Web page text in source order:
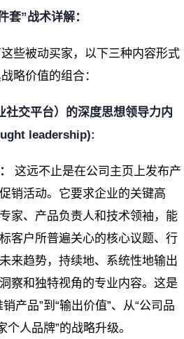
套”战术详解：
些被动买家，以下三种内容形式
略价值的组合：
社交平台）的深度思想领导力内
leadership):
这远不止是在公司主页上发布产
销活动。它要求企业的关键高
家、产品负责人和技术领袖，能
客户所普遍关心的核心议题、行
来趋势，持续地、系统性地输出
察和独特视角的专业内容。这是
产品”到“输出价值”、从“公司品
个人品牌”的战略升级。